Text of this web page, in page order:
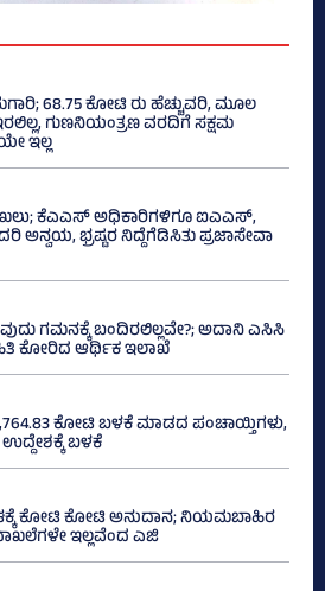
68.75 ಕೋಟಿ ರು ಹೆಚ್ಚುವರಿ, ಮೂಲ
ಗುಣನಿಯಂತ್ರಣ ವರದಿಗೆ ಸಕ್ಷಮ
ಇಲ್ಲ
ಕೆಎಎಸ್ ಅಧಿಕಾರಿಗಳಿಗೂ ಐಎಎಸ್‌,
ಭ್ರಷ್ಟರ ನಿದ್ದೆಗೆಡಿಸಿತು ಪ್ರಜಾಸೇವಾ
ಗಮನಕ್ಕೆ ಬಂದಿರಲಿಲ್ಲವೇ?; ಅದಾನಿ ಎಸಿಸಿ
ಕೋರಿದ ಆರ್ಥಿಕ ಇಲಾಖೆ
ಕೋಟಿ ಬಳಕೆ ಮಾಡದ ಪಂಚಾಯ್ತಿಗಳು,
ಬಳಕೆ
ಕೋಟಿ ಕೋಟಿ ಅನುದಾನ; ನಿಯಮಬಾಹಿರ
ಇಲ್ಲವೆಂದ ಎಜಿ